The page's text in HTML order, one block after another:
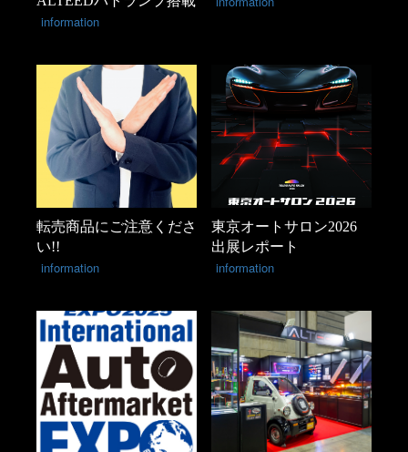
information
転売商品にご注意くださ
い!!
information
東京オートサロン2026
出展レポート
information